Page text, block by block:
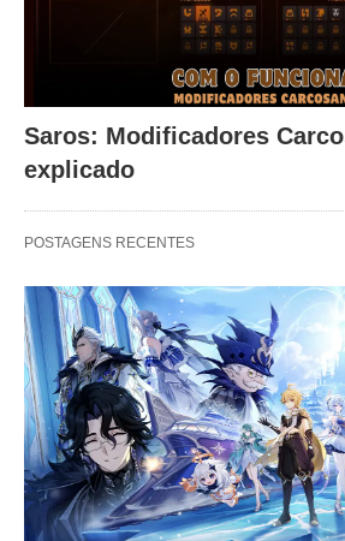
Saros: Modificadores
explicado
POSTAGENS RECENTES